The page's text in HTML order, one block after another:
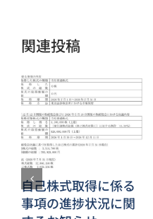
関連投稿
自己株式取得に係る
事項の進捗状況に関